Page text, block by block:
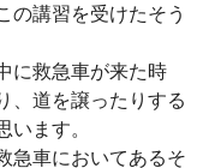
の講習を受けたそう
に救急車が来た時
、道を譲ったりする
ます。
急車においてあるそ